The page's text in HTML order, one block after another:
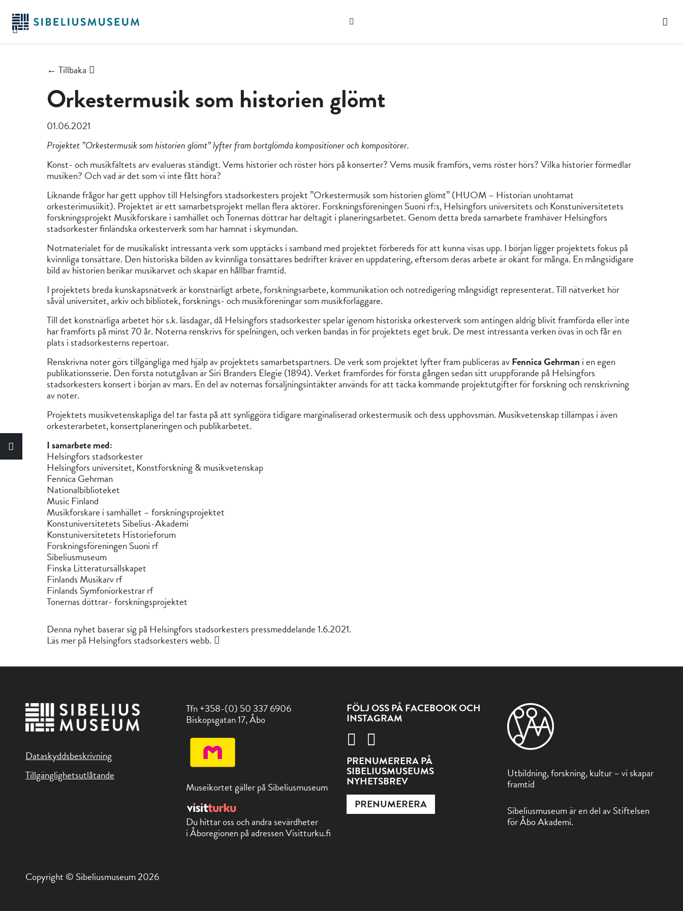
huvudinnehållet
Sök
webbplatsen
← Tillbaka
Orkestermusik som historien glömt
01.06.2021
Projektet ”Orkestermusik som historien glömt” lyfter fram bortglömda kompositioner och kompositörer.
Konst- och musikfältets arv evalueras ständigt. Vems historier och röster hörs på konserter? Vems musik framförs, vems röster hörs? Vilka historier förmedlar
musiken? Och vad är det som vi inte fått höra?
Liknande frågor har gett upphov till Helsingfors stadsorkesters projekt ”Orkestermusik som historien glömt” (HUOM – Historian unohtamat
orkesterimusiikit). Projektet är ett samarbetsprojekt mellan flera aktörer. Forskningsföreningen Suoni rf:s, Helsingfors universitets och Konstuniversitetets
forskningsprojekt Musikforskare i samhället och Tonernas döttrar har deltagit i planeringsarbetet. Genom detta breda samarbete framhäver Helsingfors
stadsorkester finländska orkesterverk som har hamnat i skymundan.
Notmaterialet för de musikaliskt intressanta verk som upptäcks i samband med projektet förbereds för att kunna visas upp. I början ligger projektets fokus på
kvinnliga tonsättare. Den historiska bilden av kvinnliga tonsättares bedrifter kräver en uppdatering, eftersom deras arbete är okänt för många. En mångsidigare
bild av historien berikar musikarvet och skapar en hållbar framtid.
I projektets breda kunskapsnätverk är konstnärligt arbete, forskningsarbete, kommunikation och notredigering mångsidigt representerat. Till nätverket hör
såväl universitet, arkiv och bibliotek, forsknings- och musikföreningar som musikförläggare.
Till det konstnärliga arbetet hör s.k. läsdagar, då Helsingfors stadsorkester spelar igenom historiska orkesterverk som antingen aldrig blivit framförda eller inte
har framförts på minst 70 år. Noterna renskrivs för spelningen, och verken bandas in för projektets eget bruk. De mest intressanta verken övas in och får en
plats i stadsorkesterns repertoar.
Renskrivna noter görs tillgängliga med hjälp av projektets samarbetspartners. De verk som projektet lyfter fram publiceras avFennica Gehrman i en egen
publikationsserie. Den första notutgåvan är Siri Branders Elegie (1894). Verket framfördes för första gången sedan sitt uruppförande på Helsingfors
stadsorkesters konsert i början av mars. En del av noternas försäljningsintäkter används för att täcka kommande projektutgifter för forskning och renskrivning
av noter.
Projektets musikvetenskapliga del tar fasta på att synliggöra tidigare marginaliserad orkestermusik och dess upphovsmän. Musikvetenskap tillämpas i även
orkesterarbetet, konsertplaneringen och publikarbetet.
I samarbete med:
Helsingfors stadsorkester
Helsingfors universitet, Konstforskning & musikvetenskap
Fennica Gehrman
Nationalbiblioteket
Music Finland
Musikforskare i samhället – forskningsprojektet
Konstuniversitetets Sibelius-Akademi
Konstuniversitetets Historieforum
Forskningsföreningen Suoni rf
Sibeliusmuseum
Finska Litteratursällskapet
Finlands Musikarv rf
Finlands Symfoniorkestrar rf
Tonernas döttrar- forskningsprojektet
Denna nyhet baserar sig på Helsingfors stadsorkesters pressmeddelande 1.6.2021.
Läs mer på Helsingfors stadsorkesters webb.
Dataskyddsbeskrivning
Tillgänglighetsutlåtande
Tfn +358-(0) 50 337 6906
Biskopsgatan 17, Åbo
Museikortet gäller på Sibeliusmuseum
Du hittar oss och andra sevärdheter
i Åboregionen på adressen Visitturku.fi
FÖLJ OSS PÅ FACEBOOK OCH
INSTAGRAM
PRENUMERERA PÅ
SIBELIUSMUSEUMS
NYHETSBREV
PRENUMERERA
Utbildning, forskning, kultur – vi skapar
framtid
Sibeliusmuseum är en del av Stiftelsen
för Åbo Akademi.
Copyright © Sibeliusmuseum 2026